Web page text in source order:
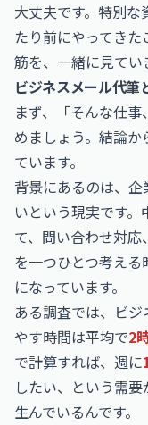
大丈夫です。特別
たり前にやってき
筋を、一緒に見てい
ビジネスメール代筆
まず、「そんな仕
めましょう。結論
ています。
背景にあるのは、
いという現実です
て、問い合わせ対
を一つひとつ考え
になっています。
ある調査では、ビ
やす時間は平均で2
で計算すれば、週に
したい、という需
生んでいるんです。